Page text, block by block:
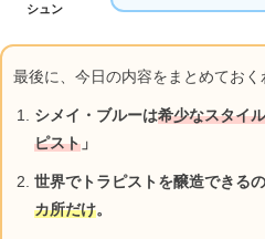
シュン
最後に、今日の内容をまとめておく
シメイ・ブルーは希少なスタイ
ピスト 」
世界でトラピストを醸造できる
カ所だけ。